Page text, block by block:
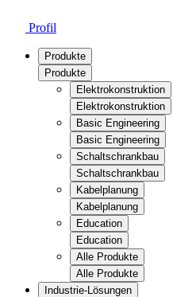
Profil
Produkte
Produkte
Elektrokonstruktion
Elektrokonstruktion
Basic Engineering
Basic Engineering
Schaltschrankbau
Schaltschrankbau
Kabelplanung
Kabelplanung
Education
Education
Alle Produkte
Alle Produkte
Industrie-Lösungen